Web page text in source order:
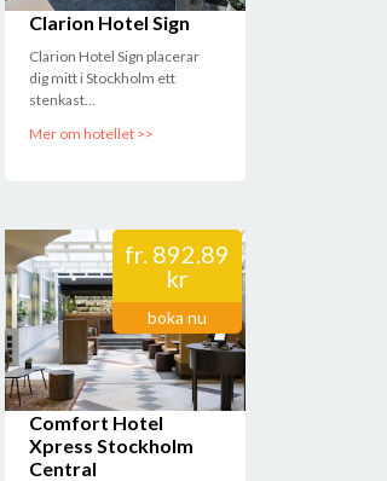
Clarion Hotel Sign
Clarion Hotel Sign placerar
dig mitt i Stockholm ett
stenkast...
Mer om hotellet >>
fr. 892.89
kr
boka nu
Comfort Hotel
Xpress Stockholm
Central